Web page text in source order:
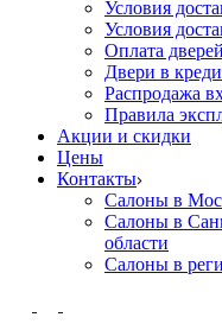
Условия
Условия
Оплата дверей
Двери в
Распродажа
Правила
Акции и скидки
Цены
Контакты
Салоны в
Салоны в
области
Салоны в